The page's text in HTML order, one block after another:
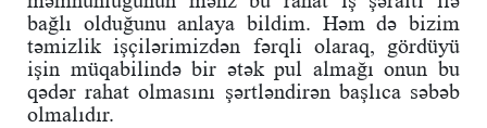
bağlı olduğunu anlaya bildim. Həm də bizim
təmizlik işçilərimizdən fərqli olaraq, gördüyü
işin müqabilində bir ətək pul almağı onun bu
qədər rahat olmasını şərtləndirən başlıca səbəb
olmalıdır.